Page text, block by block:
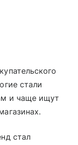
стали
и чаще ищут
стал